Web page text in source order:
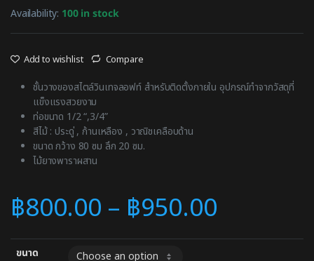
Availability: 100 in stock
Add to wishlist Compare
ชั้นวางของสไตล์วินเทจลอฟท์ สำหรับติดตั้งภายใน อุปกรณ์ทำจากวัสดุที่
แข็งแรงสวยงาม
ท่อขนาด 1/2 “,3/4”
สีไม้ : ประดู่ , ก้านเหลือง , วาณิชเคลือบด้าน
ขนาด กว้าง 80 ซม ลึก 20 ซม.
ไม้ยางพาราผสาน
฿800.00 – ฿950.00
ขนาด